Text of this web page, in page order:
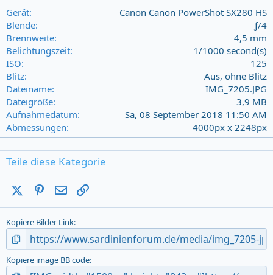
a
Gerät
Canon Canon PowerShot SX280 HS
Blende
ƒ/4
Brennweite
4,5 mm
Belichtungszeit
1/1000 second(s)
ISO
125
Blitz
Aus, ohne Blitz
Dateiname
IMG_7205.JPG
Dateigröße
3,9 MB
Aufnahmedatum
Sa, 08 September 2018 11:50 AM
Abmessungen
4000px x 2248px
Teile diese Kategorie
X (Twitter)Pinterest
E-Mail
Kopiere Bilder Link
Kopiere image BB code